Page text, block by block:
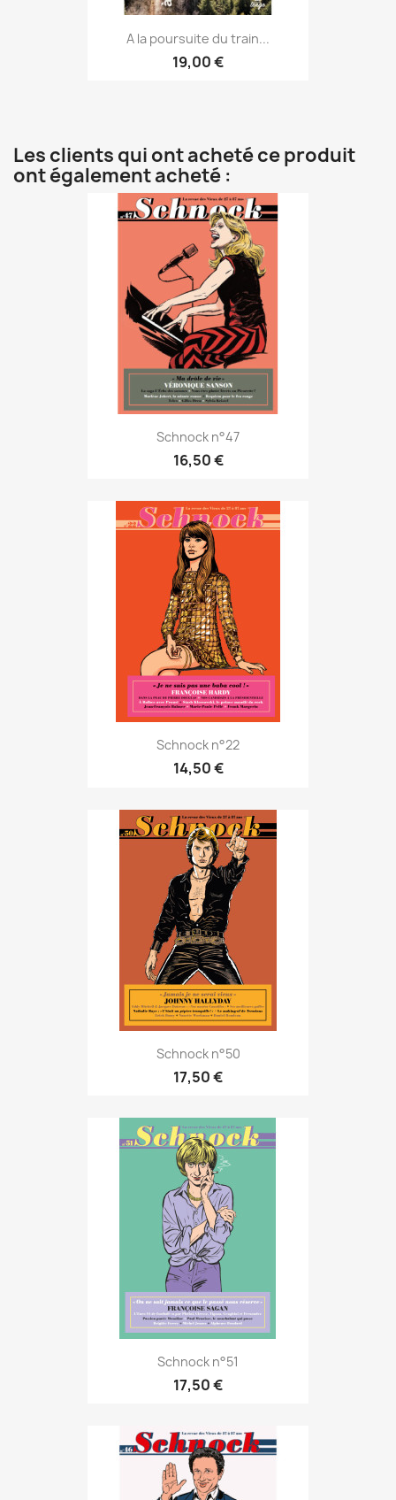
A la poursuite du train...
19,00 €
Les clients qui ont acheté ce produit
ont également acheté :
Schnock n°47
16,50 €
Schnock n°22
14,50 €
Schnock n°50
17,50 €
Schnock n°51
17,50 €